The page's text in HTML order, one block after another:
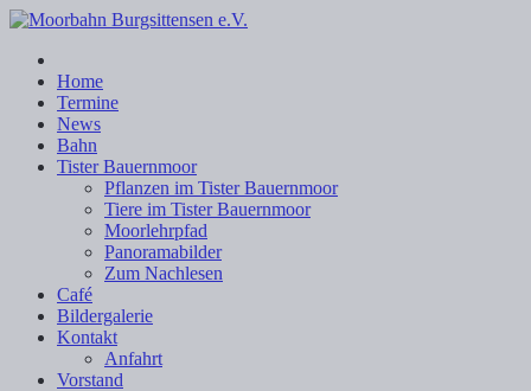
Home
Termine
News
Bahn
Tister Bauernmoor
Pflanzen im Tister Bauernmoor
Tiere im Tister Bauernmoor
Moorlehrpfad
Panoramabilder
Zum Nachlesen
Café
Bildergalerie
Kontakt
Anfahrt
Vorstand